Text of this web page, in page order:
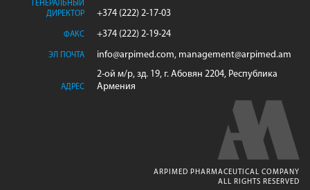
ГЕНЕРАЛЬНЫЙ
ДИРЕКТОР
+374 (222) 2-17-03
ФАКС +374 (222) 2-19-24
ЭЛ ПОЧТА info@arpimed.com, management@arpimed.am
АДРЕС
2-ой м/р, зд. 19, г. Абовян 2204, Республика
Армения
ARPIMED PHARMACEUTICAL COMPANY
ALL RIGHTS RESERVED